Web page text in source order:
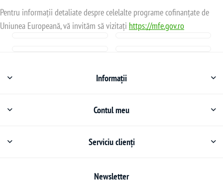
Pentru informații detaliate despre celelalte programe cofinanțate de
Uniunea Europeană, vă invităm să vizitați https://mfe.gov.ro
Informații
Contul meu
Serviciu clienți
Newsletter